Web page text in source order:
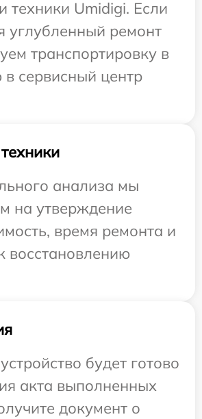
техники Umidigi. Если
углубленный ремонт
транспортировку в
в сервисный центр
анализа мы
на утверждение
время ремонта и
восстановлению
будет готово
акта выполненных
документ о